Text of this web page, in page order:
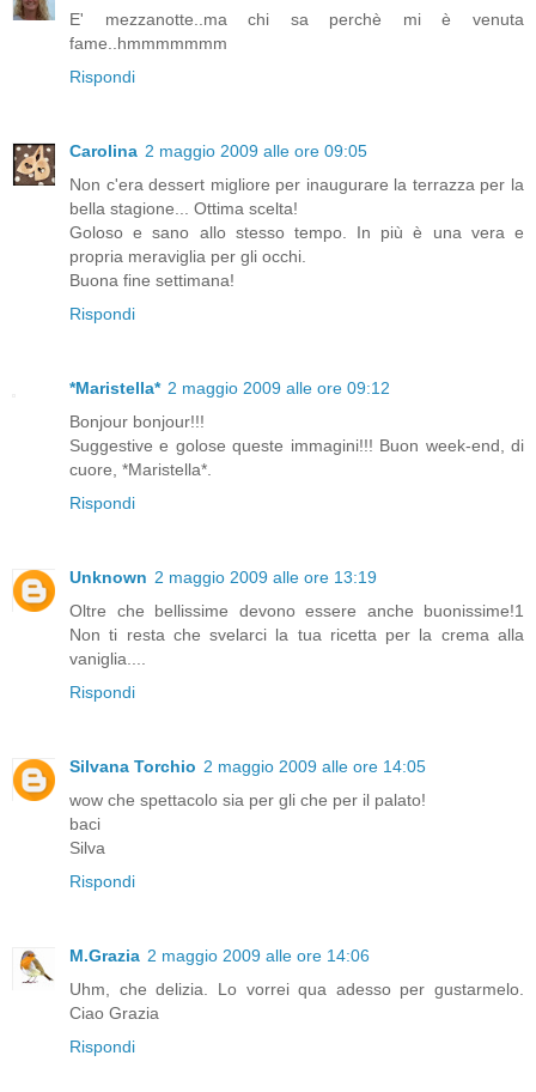
E' mezzanotte..ma chi sa perchè mi è venuta
fame..hmmmmmmm
Rispondi
Carolina 2 maggio 2009 alle ore 09:05
Non c'era dessert migliore per inaugurare la terrazza per la
bella stagione... Ottima scelta!
Goloso e sano allo stesso tempo. In più è una vera e
propria meraviglia per gli occhi.
Buona fine settimana!
Rispondi
*Maristella* 2 maggio 2009 alle ore 09:12
Bonjour bonjour!!!
Suggestive e golose queste immagini!!! Buon week-end, di
cuore, *Maristella*.
Rispondi
Unknown 2 maggio 2009 alle ore 13:19
Oltre che bellissime devono essere anche buonissime!1
Non ti resta che svelarci la tua ricetta per la crema alla
vaniglia....
Rispondi
Silvana Torchio 2 maggio 2009 alle ore 14:05
wow che spettacolo sia per gli che per il palato!
baci
Silva
Rispondi
M.Grazia 2 maggio 2009 alle ore 14:06
Uhm, che delizia. Lo vorrei qua adesso per gustarmelo.
Ciao Grazia
Rispondi